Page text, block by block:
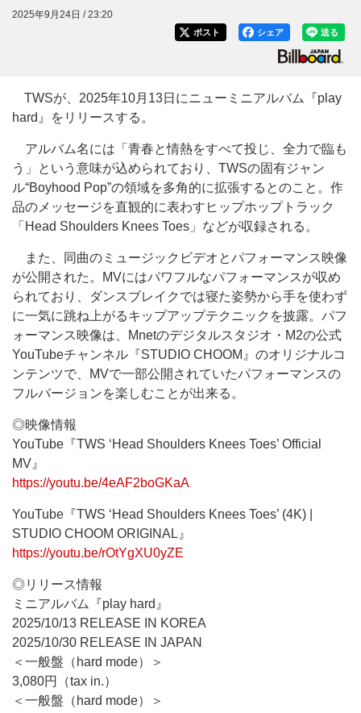
2025年9月24日 / 23:20
送る
シェア
ポスト
TWSが、2025年10月13日にニューミニアルバム『play
hard』をリリースする。
アルバム名には「青春と情熱をすべて投じ、全力で臨も
う」という意味が込められており、TWSの固有ジャン
ル“Boyhood Pop”の領域を多角的に拡張するとのこと。作
品のメッセージを直観的に表わすヒップホップトラック
「Head Shoulders Knees Toes」などが収録される。
また、同曲のミュージックビデオとパフォーマンス映像
が公開された。MVにはパワフルなパフォーマンスが収め
られており、ダンスブレイクでは寝た姿勢から手を使わず
に一気に跳ね上がるキップアップテクニックを披露。パフ
ォーマンス映像は、Mnetのデジタルスタジオ・M2の公式
YouTubeチャンネル『STUDIO CHOOM』のオリジナルコ
ンテンツで、MVで一部公開されていたパフォーマンスの
フルバージョンを楽しむことが出来る。
◎映像情報
YouTube『TWS ‘Head Shoulders Knees Toes’ Official
MV』
https://youtu.be/4eAF2boGKaA
YouTube『TWS ‘Head Shoulders Knees Toes’ (4K) |
STUDIO CHOOM ORIGINAL』
https://youtu.be/rOtYgXU0yZE
◎リリース情報
ミニアルバム『play hard』
2025/10/13 RELEASE IN KOREA
2025/10/30 RELEASE IN JAPAN
＜一般盤（hard mode）＞
3,080円（tax in.）
＜一般盤（hard mode）＞